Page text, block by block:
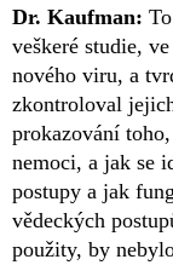
Dr. Kaufman:
veškeré studie,
nového viru, a
zkontroloval
prokazování
nemoci, a jak se
postupy a jak
vědeckých
použity, by